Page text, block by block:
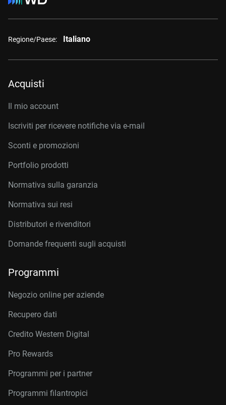
Regione/Paese: Italiano
Acquisti
Il mio account
Iscriviti per ricevere notifiche via e-mail
Sconti e promozioni
Portfolio prodotti
Normativa sulla garanzia
Normativa sui resi
Distributori e rivenditori
Domande frequenti sugli acquisti
Programmi
Negozio online per aziende
Recupero dati
Credito Western Digital
Pro Rewards
Programmi per i partner
Programmi filantropici